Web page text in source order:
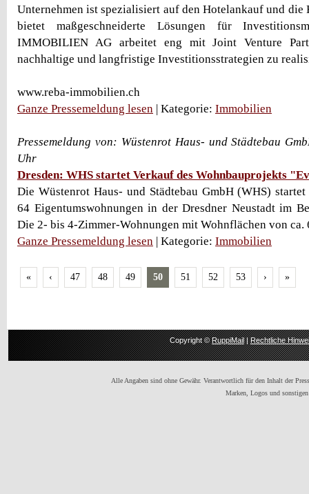
Unternehmen ist spezialisiert auf den Hotelankauf und die
bietet maßgeschneiderte Lösungen für
IMMOBILIEN AG arbeitet eng mit Joint Venture
nachhaltige und langfristige Investitionsstrategien zu
www.reba-immobilien.ch
Ganze Pressemeldung lesen | Kategorie: Immobilien
Pressemeldung von: Wüstenrot Haus- und Städtebau
Uhr
Dresden: WHS startet Verkauf des Wohnbauprojekts
Die Wüstenrot Haus- und Städtebau GmbH (WHS)
64 Eigentumswohnungen in der Dresdner Neustadt im
Die 2- bis 4-Zimmer-Wohnungen mit Wohnflächen von ca.
Ganze Pressemeldung lesen | Kategorie: Immobilien
« ‹ 47 48 49 50 51 52 53 › »
Copyright ©RuppiMail|Rechtliche
Alle Angaben sind ohne Gewähr. Verantwortlich für den Inhalt der
Marken, Logos und